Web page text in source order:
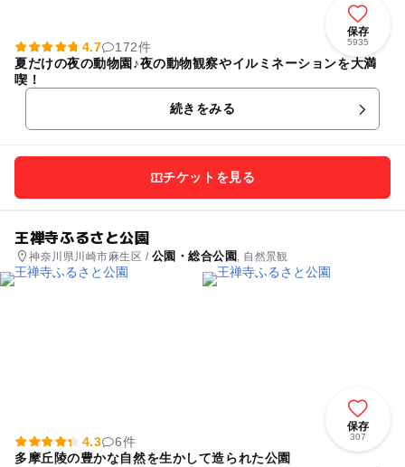
保存
5935
4.7
172件
夏だけの夜の動物園♪夜の動物観察やイルミネーションを大満
喫！
続きをみる
チケットを見る
王禅寺ふるさと公園
神奈川県川崎市麻生区 / 公園・総合公園 , 自然景観
保存
307
4.3
6件
多摩丘陵の豊かな自然を生かして造られた公園